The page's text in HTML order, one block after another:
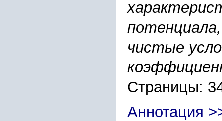
чистые
Страницы:
Аннотация